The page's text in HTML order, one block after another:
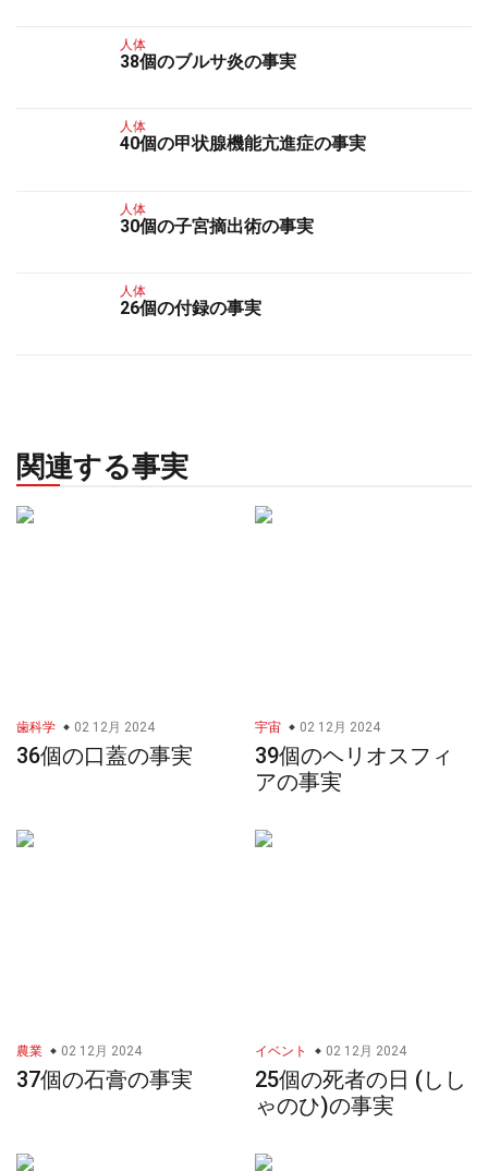
人体
38個のブルサ炎の事実
人体
40個の甲状腺機能亢進症の事実
人体
30個の子宮摘出術の事実
人体
26個の付録の事実
関連する事実
歯科学 02 12月 2024
36個の口蓋の事実
宇宙 02 12月 2024
39個のヘリオスフィ
アの事実
農業 02 12月 2024
37個の石膏の事実
イベント 02 12月 2024
25個の死者の日 (しし
ゃのひ)の事実